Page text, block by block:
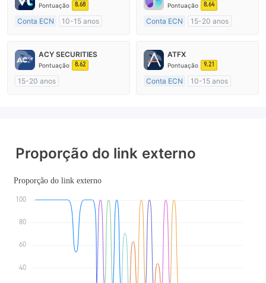
Pontuação 8.68
Conta ECN
10-15 anos
Market Marketing (MM)
Etiqueta principal MT4
Pontuação 8.64
Conta ECN
15-20 anos
Market Marketing (MM)
Etiqueta principal MT4
ACY SECURITIES
Pontuação 8.62
15-20 anos
ATFX
Pontuação 9.21
Conta ECN
10-15 anos
Proporção do link externo